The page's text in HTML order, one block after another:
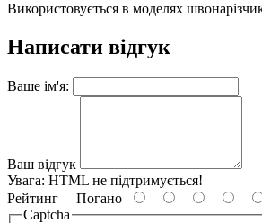
Використовується в моделях
Написати відгук
Ваше ім'я:
Ваш відгук
Увага: HTML не підтримується!
Рейтинг Погано
Captcha